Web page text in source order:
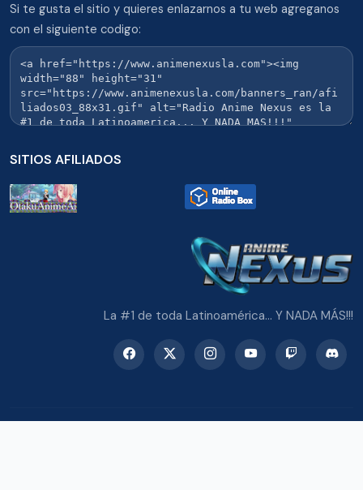
Si te gusta el sitio y quieres enlazarnos a tu web agreganos
con el siguiente codigo:
SITIOS AFILIADOS
La #1 de toda Latinoamérica... Y NADA MÁS!!!